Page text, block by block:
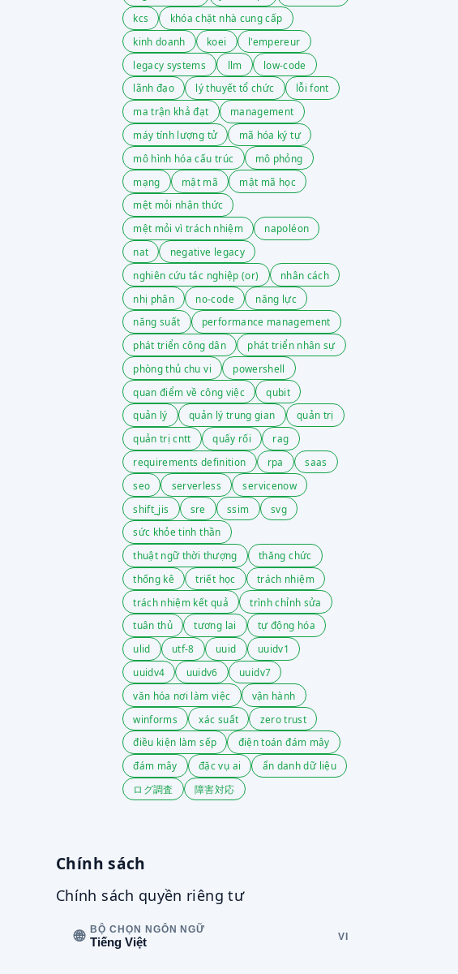
kcs
khóa chặt nhà cung cấp
kinh doanh
koei
l'empereur
legacy systems
llm
low-code
lãnh đạo
lý thuyết tổ chức
lỗi font
ma trận khả đạt
management
máy tính lượng tử
mã hóa ký tự
mô hình hóa cấu trúc
mô phỏng
mạng
mật mã
mật mã học
mệt mỏi nhận thức
mệt mỏi vì trách nhiệm
napoléon
nat
negative legacy
nghiên cứu tác nghiệp (or)
nhân cách
nhị phân
no-code
năng lực
năng suất
performance management
phát triển công dân
phát triển nhân sự
phòng thủ chu vi
powershell
quan điểm về công việc
qubit
quản lý
quản lý trung gian
quản trị
quản trị cntt
quấy rối
rag
requirements definition
rpa
saas
seo
serverless
servicenow
shift_jis
sre ssim
svg
sức khỏe tinh thần
thuật ngữ thời thượng
thăng chức
thống kê
triết học
trách nhiệm
trách nhiệm kết quả
trình chỉnh sửa
tuân thủ
tương lai
tự động hóa
ulid
utf-8 uuid
uuidv1
uuidv4
uuidv6
uuidv7
văn hóa nơi làm việc
vận hành
winforms
xác suất
zero trust
điều kiện làm sếp
điện toán đám mây
đám mây
đặc vụ ai
ẩn danh dữ liệu
ログ調査
障害対応
Chính sách
Chính sách quyền riêng tư
🌐 BỘ CHỌN NGÔN NGỮ
Tiếng Việt VI